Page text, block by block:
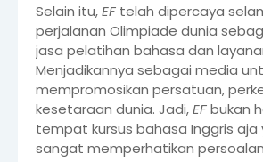
Selain itu,EF telah dipercaya
perjalanan Olimpiade dunia
jasa pelatihan bahasa dan
Menjadikannya sebagai media
mempromosikan persatuan,
kesetaraan dunia. Jadi,EFbukan
tempat kursus bahasa Inggris aja
sangat memperhatikan